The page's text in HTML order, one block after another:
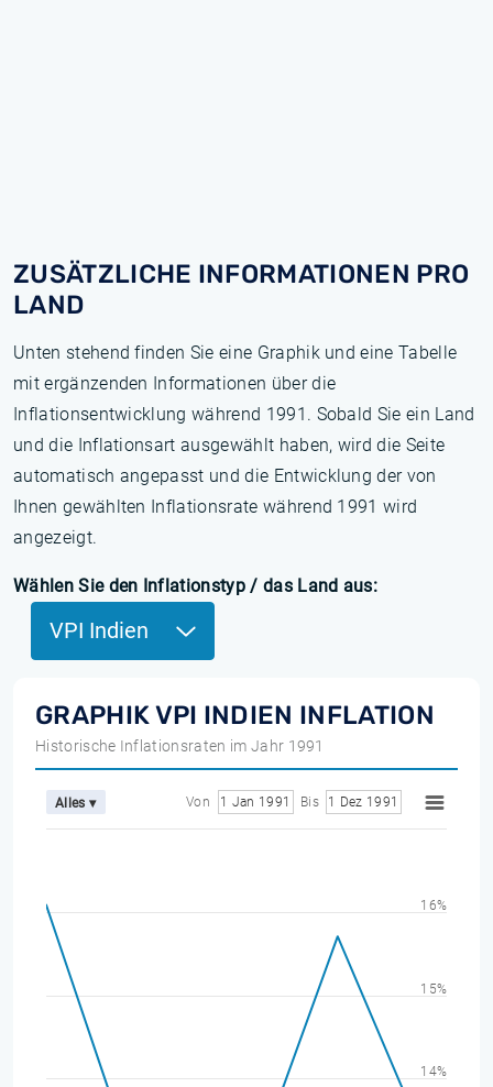
ZUSÄTZLICHE INFORMATIONEN PRO
LAND
Unten stehend finden Sie eine Graphik und eine Tabelle
mit ergänzenden Informationen über die
Inflationsentwicklung während 1991. Sobald Sie ein Land
und die Inflationsart ausgewählt haben, wird die Seite
automatisch angepasst und die Entwicklung der von
Ihnen gewählten Inflationsrate während 1991 wird
angezeigt.
Wählen Sie den Inflationstyp / das Land aus:
VPI Indien
GRAPHIK VPI INDIEN INFLATION
Historische Inflationsraten im Jahr 1991
Alles ▾ Von 1 Jan 1991 Bis 1 Dez 1991
14%
15%
16%